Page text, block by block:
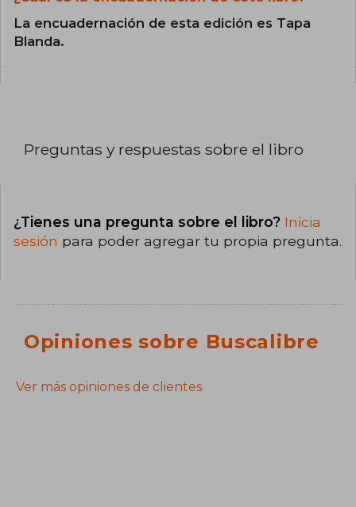
La encuadernación de esta edición es Tapa
Blanda.
Preguntas y respuestas sobre el libro
¿Tienes una pregunta sobre el libro? Inicia
sesión para poder agregar tu propia pregunta.
Opiniones sobre Buscalibre
Ver más opiniones de clientes